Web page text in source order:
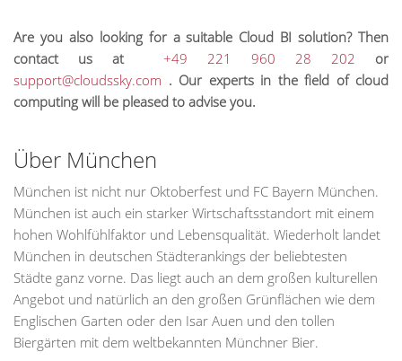
Are you also looking for a suitable Cloud BI solution? Then
contact us at +49 221 960 28 202
or
support@cloudssky.com . Our experts in the field of cloud
computing will be pleased to advise you.
Über München
München ist nicht nur Oktoberfest und FC Bayern München.
München ist auch ein starker Wirtschaftsstandort mit einem
hohen Wohlfühlfaktor und Lebensqualität. Wiederholt landet
München in deutschen Städterankings der beliebtesten
Städte ganz vorne. Das liegt auch an dem großen kulturellen
Angebot und natürlich an den großen Grünflächen wie dem
Englischen Garten oder den Isar Auen und den tollen
Biergärten mit dem weltbekannten Münchner Bier.